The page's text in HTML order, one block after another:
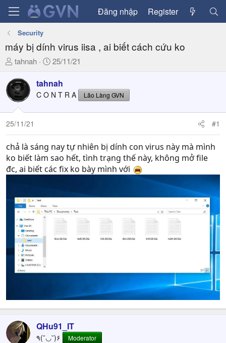
Đăng nhập Register
Security
máy bị dính virus iisa , ai biết cách cứu ko
T
r
e
a
d
s
t
a
r
t
e
tahnah
N
à
y
ử
25/11/21
tahnah
C O N T R A Lão Làng GVN
25/11/21 #1
chả là sáng nay tự nhiên bị dính con virus này mà mình
ko biết làm sao hết, tình trạng thế này, không mở file
đc, ai biết các fix ko bày mình với
QHu91_IT
٩(˘◡˘)۶ Moderator